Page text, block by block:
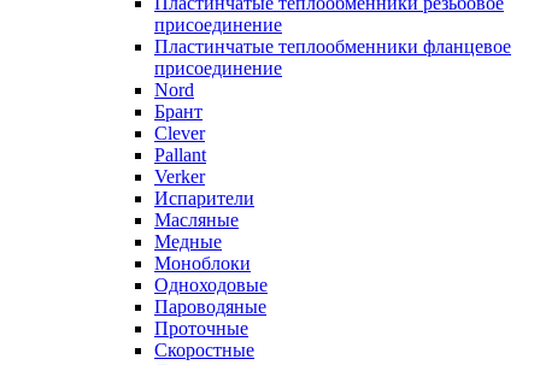
присоединение
Пластинчатые теплообменники фланцевое
присоединение
Nord
Брант
Clever
Pallant
Verker
Испарители
Масляные
Медные
Моноблоки
Одноходовые
Пароводяные
Проточные
Скоростные